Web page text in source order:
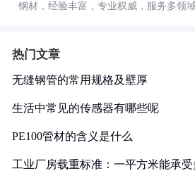
钢材，经验丰富，专业权威，服务多领域
热门文章
无缝钢管的常用规格及壁厚
生活中常见的传感器有哪些呢
PE100管材的含义是什么
工业厂房载重标准：一平方米能承